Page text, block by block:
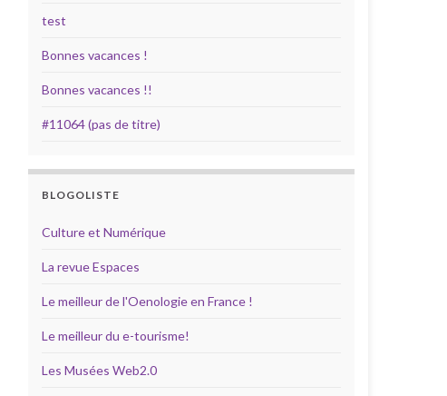
test
Bonnes vacances !
Bonnes vacances !!
#11064 (pas de titre)
BLOGOLISTE
Culture et Numérique
La revue Espaces
Le meilleur de l'Oenologie en France !
Le meilleur du e-tourisme!
Les Musées Web2.0